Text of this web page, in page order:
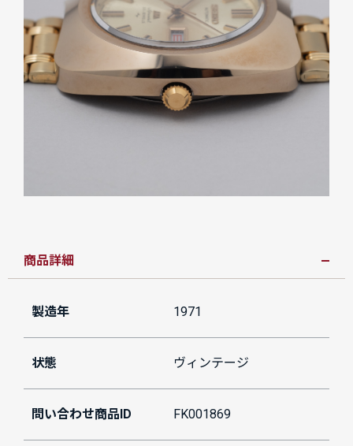
商品詳細
製造年 1971
状態 ヴィンテージ
問い合わせ商品ID FK001869